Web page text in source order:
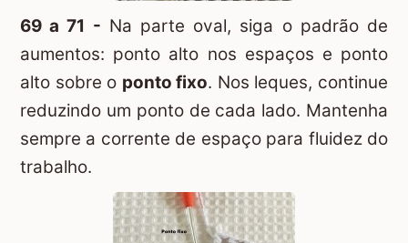
69 a 71 - Na parte oval, siga o padrão de
aumentos: ponto alto nos espaços e ponto
alto sobre o ponto fixo. Nos leques, continue
reduzindo um ponto de cada lado. Mantenha
sempre a corrente de espaço para fluidez do
trabalho.